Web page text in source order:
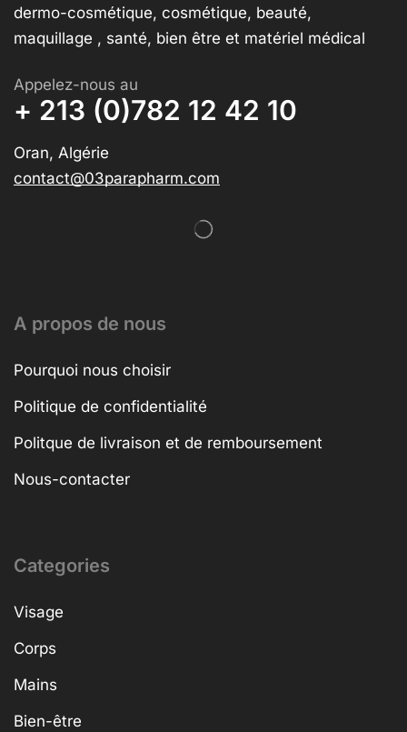
dermo-cosmétique, cosmétique, beauté,
maquillage , santé, bien être et matériel médical
Appelez-nous au
+ 213 (0)782 12 42 10
Oran, Algérie
contact@03parapharm.com
A propos de nous
Pourquoi nous choisir
Politique de confidentialité
Politque de livraison et de remboursement
Nous-contacter
Categories
Visage
Corps
Mains
Bien-être